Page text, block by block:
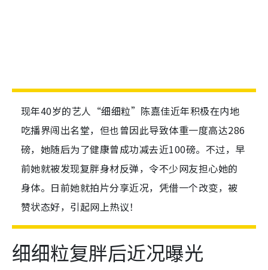
现年40岁的艺人“细细粒”陈嘉佳近年积极在内地
吃播界闯出名堂，但也曾因此导致体重一度高达286
磅，她随后为了健康曾成功减去近100磅。不过，早
前她就被发现复胖身材反弹，令不少网友担心她的
身体。日前她就拍片分享近况，凭借一个改变，被
赞状态好，引起网上热议！
细细粒复胖后近况曝光